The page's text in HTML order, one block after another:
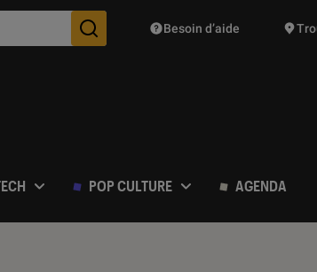
Des suggestions de produits vont
Besoin d’aide
POP CULTURE AGENDA